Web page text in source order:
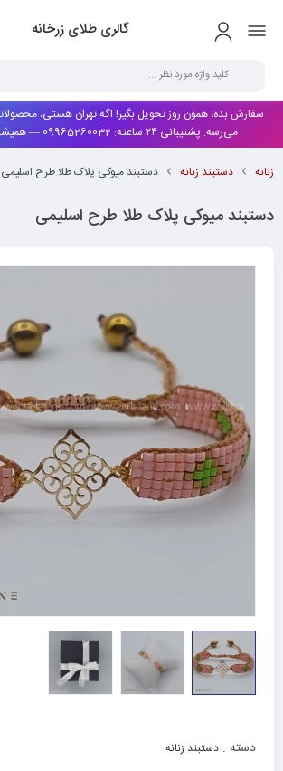
گالری طلای زرخانه
سفارش بده، همون روز تحویل بگیر! اگه تهران هستی،
می‌رسه. پشتیبانی ۲۴ ساعته: 09965260032 — همیشه کنار شما هستیم.
زنانه دستبند زنانه دستبند میوکی پلاک طلا طرح اسلیمی
دستبند میوکی پلاک طلا طرح اسلیمی
دسته : دستبند زنانه